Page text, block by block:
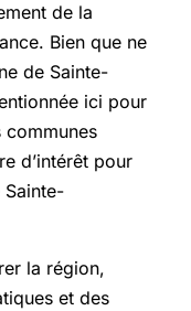
de la
Bien que ne
de Sainte-
ici pour
communes
d’intérêt pour
Sainte-
la région,
et des